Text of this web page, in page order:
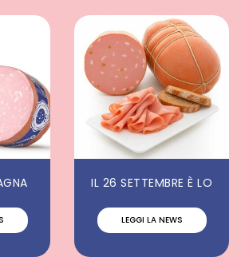
IL 26 SETTEMBRE È LO
LEGGI LA NEWS